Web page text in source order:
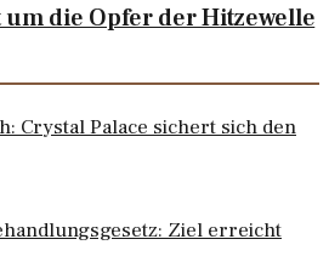
die Opfer der Hitzewelle
Crystal Palace sichert sich den
Ziel erreicht